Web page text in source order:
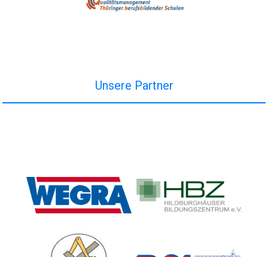
Unsere Partner